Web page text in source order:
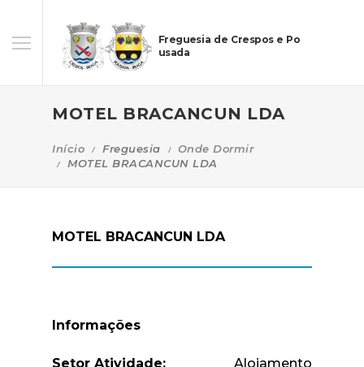
Freguesia de Crespos e Po
usada
MOTEL BRACANCUN LDA
Início Freguesia
Onde Dormir
MOTEL BRACANCUN LDA
MOTEL BRACANCUN LDA
Informações
Setor Atividade: Alojamento